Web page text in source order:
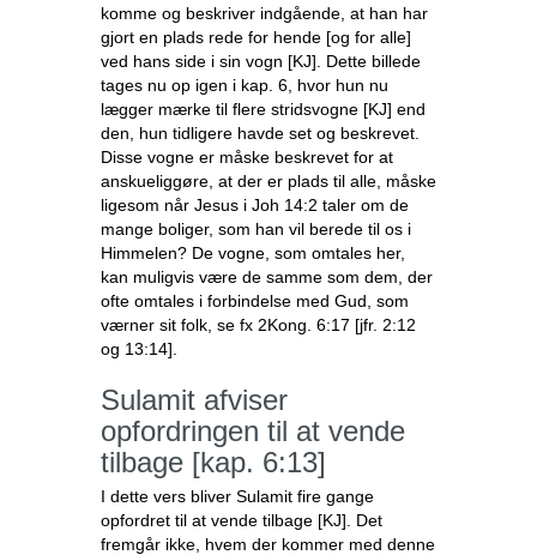
komme og beskriver indgående, at han har
gjort en plads rede for hende [og for alle]
ved hans side i sin vogn [KJ]. Dette billede
tages nu op igen i kap. 6, hvor hun nu
lægger mærke til flere stridsvogne [KJ] end
den, hun tidligere havde set og beskrevet.
Disse vogne er måske beskrevet for at
anskueliggøre, at der er plads til alle, måske
ligesom når Jesus i Joh 14:2 taler om de
mange boliger, som han vil berede til os i
Himmelen? De vogne, som omtales her,
kan muligvis være de samme som dem, der
ofte omtales i forbindelse med Gud, som
værner sit folk, se fx 2Kong. 6:17 [jfr. 2:12
og 13:14].
Sulamit afviser
opfordringen til at vende
tilbage [kap. 6:13]
I dette vers bliver Sulamit fire gange
opfordret til at vende tilbage [KJ]. Det
fremgår ikke, hvem der kommer med denne